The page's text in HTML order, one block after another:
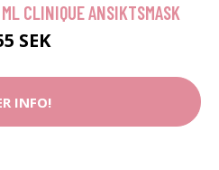
CLINIQUE ANSIKTSMASK
SEK
INFO!